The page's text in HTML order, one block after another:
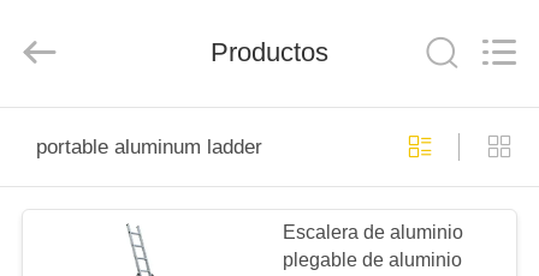
PRODUCTOS
shanghai
industry.co.ltd.
Productos
portable aluminum ladder
Escalera de aluminio
plegable de aluminio